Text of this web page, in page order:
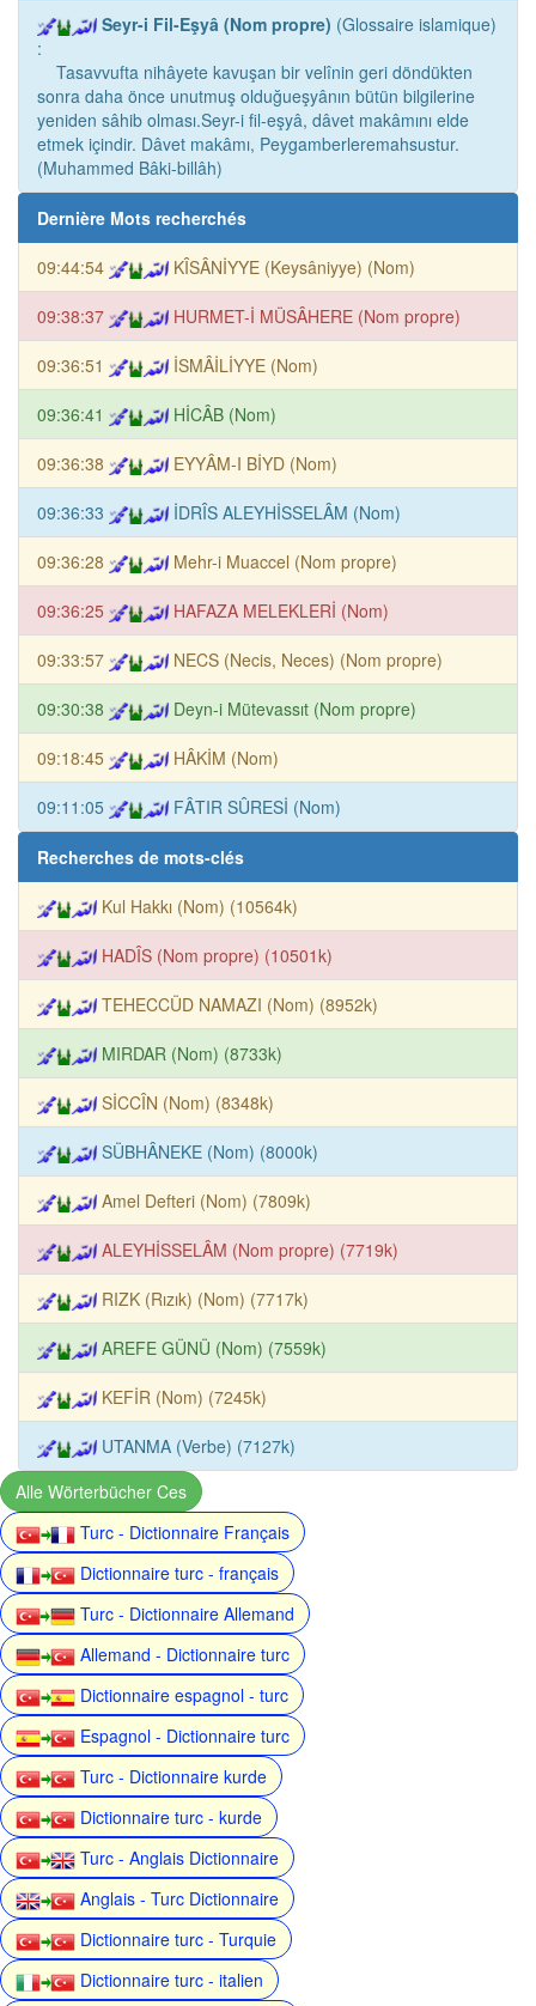
Seyr-i Fil-Eşyâ (Nom propre) (Glossaire islamique)
:
Tasavvufta nihâyete kavuşan bir velînin geri döndükten
sonra daha önce unutmuş olduğueşyânın bütün bilgilerine
yeniden sâhib olması.Seyr-i fil-eşyâ, dâvet makâmını elde
etmek içindir. Dâvet makâmı, Peygamberleremahsustur.
(Muhammed Bâki-billâh)
Dernière Mots recherchés
09:44:54 KÎSÂNİYYE (Keysâniyye) (Nom)
09:38:37 HURMET-İ MÜSÂHERE (Nom propre)
09:36:51 İSMÂİLİYYE (Nom)
09:36:41 HİCÂB (Nom)
09:36:38 EYYÂM-I BİYD (Nom)
09:36:33 İDRÎS ALEYHİSSELÂM (Nom)
09:36:28 Mehr-i Muaccel (Nom propre)
09:36:25 HAFAZA MELEKLERİ (Nom)
09:33:57 NECS (Necis, Neces) (Nom propre)
09:30:38 Deyn-i Mütevassıt (Nom propre)
09:18:45 HÂKİM (Nom)
09:11:05 FÂTIR SÛRESİ (Nom)
Recherches de mots-clés
Kul Hakkı (Nom) (10564k)
HADÎS (Nom propre) (10501k)
TEHECCÜD NAMAZI (Nom) (8952k)
MIRDAR (Nom) (8733k)
SİCCÎN (Nom) (8348k)
SÜBHÂNEKE (Nom) (8000k)
Amel Defteri (Nom) (7809k)
ALEYHİSSELÂM (Nom propre) (7719k)
RIZK (Rızık) (Nom) (7717k)
AREFE GÜNÜ (Nom) (7559k)
KEFİR (Nom) (7245k)
UTANMA (Verbe) (7127k)
Alle Wörterbücher Ces
Turc - Dictionnaire Français
Dictionnaire turc - français
Turc - Dictionnaire Allemand
Allemand - Dictionnaire turc
Dictionnaire espagnol - turc
Espagnol - Dictionnaire turc
Turc - Dictionnaire kurde
Dictionnaire turc - kurde
Turc - Anglais Dictionnaire
Anglais - Turc Dictionnaire
Dictionnaire turc - Turquie
Dictionnaire turc - italien